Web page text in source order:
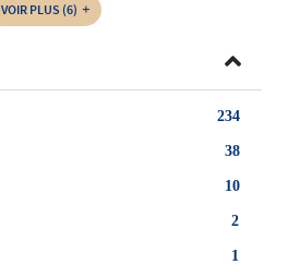
VOIR PLUS (6)
234
38
10
2
1